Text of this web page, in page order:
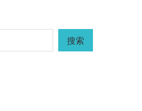
搜索